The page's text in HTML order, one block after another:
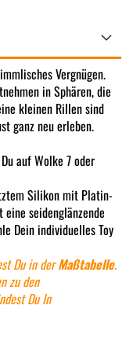
Vergnügen.
in Sphären, die
kleinen Rillen sind
ganz neu erleben.
auf Wolke 7 oder
Silikon mit Platin-
seidenglänzende
Dein individuelles Toy
Du in derMaßtabelle.
zu den
Du In